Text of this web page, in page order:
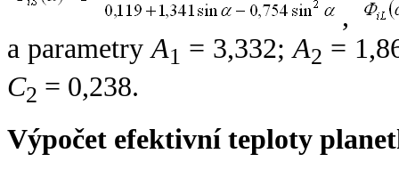
,
a parametryA1 = 3,332;A2 =
C2 = 0,238.
Výpočet efektivní teploty